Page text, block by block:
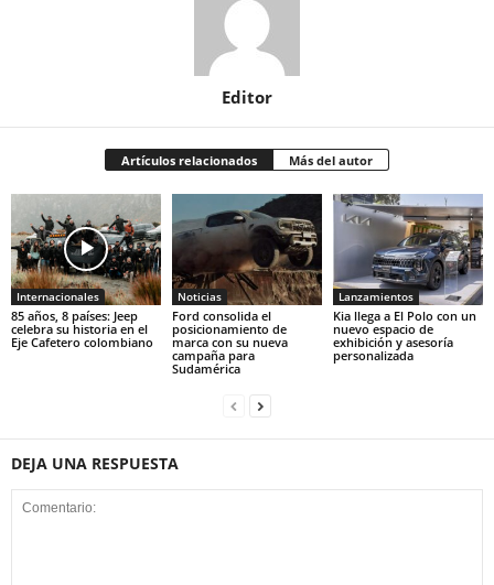
Editor
Artículos relacionados Más del autor
Internacionales
85 años, 8 países: Jeep
celebra su historia en el
Eje Cafetero colombiano
Noticias
Ford consolida el
posicionamiento de
marca con su nueva
campaña para
Sudamérica
Lanzamientos
Kia llega a El Polo con un
nuevo espacio de
exhibición y asesoría
personalizada
DEJA UNA RESPUESTA